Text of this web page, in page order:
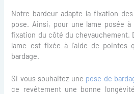
Notre bardeur adapte la fixation
pose. Ainsi, pour une lame posée
fixation du côté du chevauchement.
lame est fixée à l’aide de pointes
bardage.
Si vous souhaitez une pose de
ce revêtement une bonne